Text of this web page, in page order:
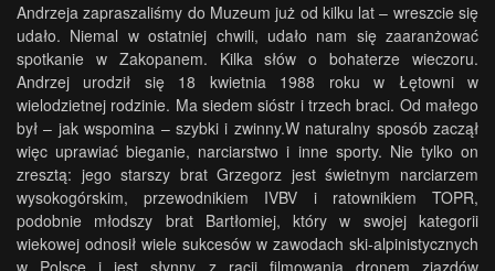
Andrzeja zapraszaliśmy do Muzeum już od kilku lat – wreszcie się
udało. Niemal w ostatniej chwili, udało nam się zaaranżować
spotkanie w Zakopanem. Kilka słów o bohaterze wieczoru.
Andrzej urodził się 18 kwietnia 1988 roku w Łętowni w
wielodzietnej rodzinie. Ma siedem sióstr i trzech braci. Od małego
był – jak wspomina – szybki i zwinny.W naturalny sposób zaczął
więc uprawiać bieganie, narciarstwo i inne sporty. Nie tylko on
zresztą: jego starszy brat Grzegorz jest świetnym narciarzem
wysokogórskim, przewodnikiem IVBV i ratownikiem TOPR,
podobnie młodszy brat Bartłomiej, który w swojej kategorii
wiekowej odnosił wiele sukcesów w zawodach ski-alpinistycznych